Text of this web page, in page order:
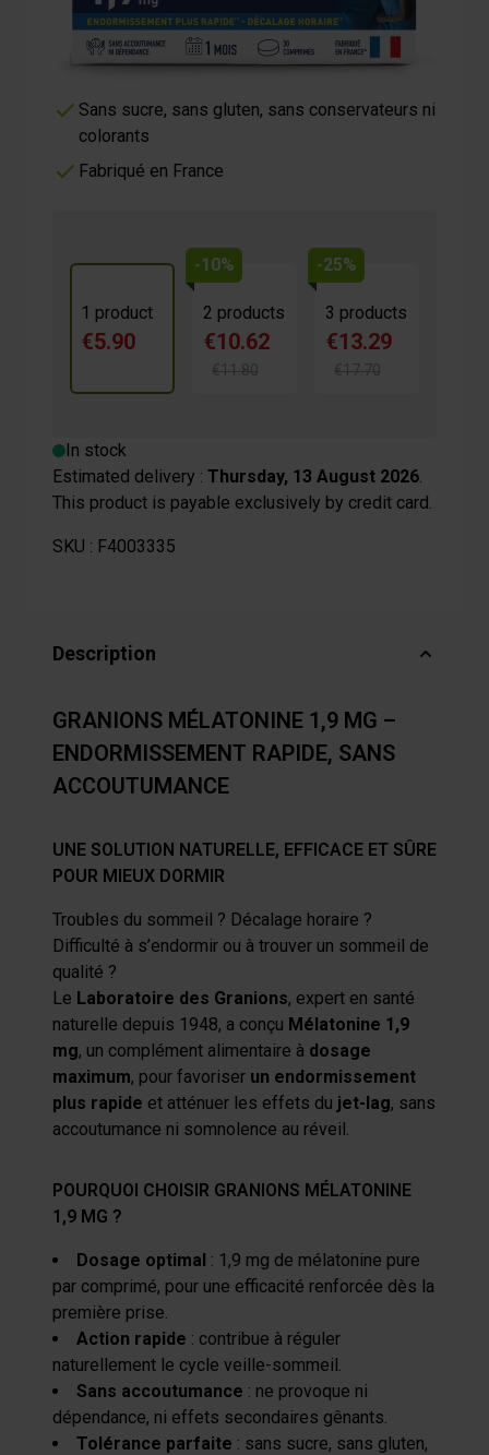
Dosage maximum 1,9 mg
Sans sucre, sans gluten, sans conservateurs ni
colorants
Fabriqué en France
1 product
€5.90
-10%
2 products
€10.62
€11.80
-25%
3 products
€13.29
€17.70
In stock
Estimated delivery : Thursday, 13 August 2026.
This product is payable exclusively by credit card.
SKU : F4003335
Description
GRANIONS MÉLATONINE 1,9 MG –
ENDORMISSEMENT RAPIDE, SANS
ACCOUTUMANCE
UNE SOLUTION NATURELLE, EFFICACE ET SÛRE
POUR MIEUX DORMIR
Troubles du sommeil ? Décalage horaire ?
Difficulté à s’endormir ou à trouver un sommeil de
qualité ?
Le Laboratoire des Granions, expert en santé
naturelle depuis 1948, a conçu Mélatonine 1,9
mg, un complément alimentaire à dosage
maximum, pour favoriser un endormissement
plus rapide et atténuer les effets du jet-lag, sans
accoutumance ni somnolence au réveil.
POURQUOI CHOISIR GRANIONS MÉLATONINE
1,9 MG ?
Dosage optimal : 1,9 mg de mélatonine pure
par comprimé, pour une efficacité renforcée dès la
première prise.
Action rapide : contribue à réguler
naturellement le cycle veille-sommeil.
Sans accoutumance : ne provoque ni
dépendance, ni effets secondaires gênants.
Tolérance parfaite : sans sucre, sans gluten,